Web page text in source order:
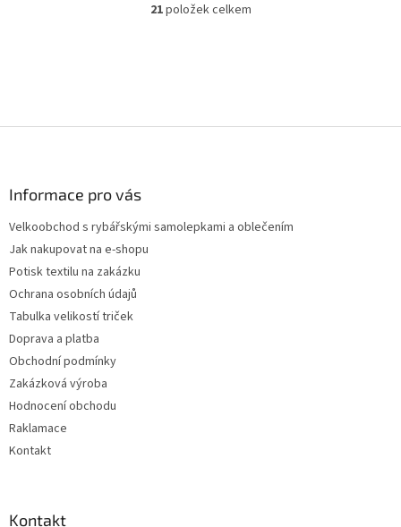
O
y
21položek celkem
Informace pro vás
Velkoobchod s rybářskými samolepkami a oblečením
Jak nakupovat na e-shopu
Potisk textilu na zakázku
Ochrana osobních údajů
Tabulka velikostí triček
Doprava a platba
Obchodní podmínky
Zakázková výroba
Hodnocení obchodu
Raklamace
Kontakt
Kontakt